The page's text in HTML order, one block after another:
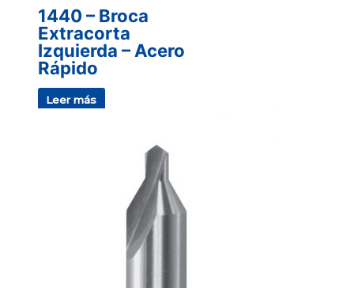
1440 – Broca
Extracorta
Izquierda – Acero
Rápido
Leer más